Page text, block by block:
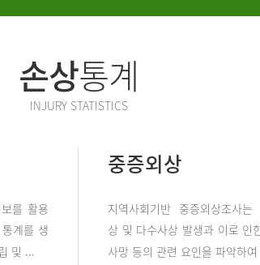
손상통계
INJURY STATISTICS
를 활용
계를 생
및 ...
중증외상
지역사회기반 중증외상조사는
상 및 다수사상 발생과 이로 인
사망 등의 관련 요인을 파악하